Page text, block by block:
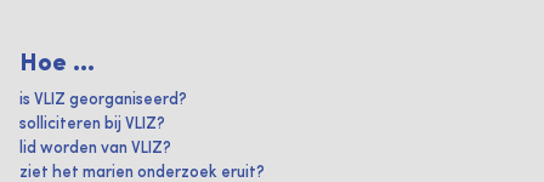
Hoe ...
is VLIZ georganiseerd?
solliciteren bij VLIZ?
lid worden van VLIZ?
ziet het marien onderzoek eruit?